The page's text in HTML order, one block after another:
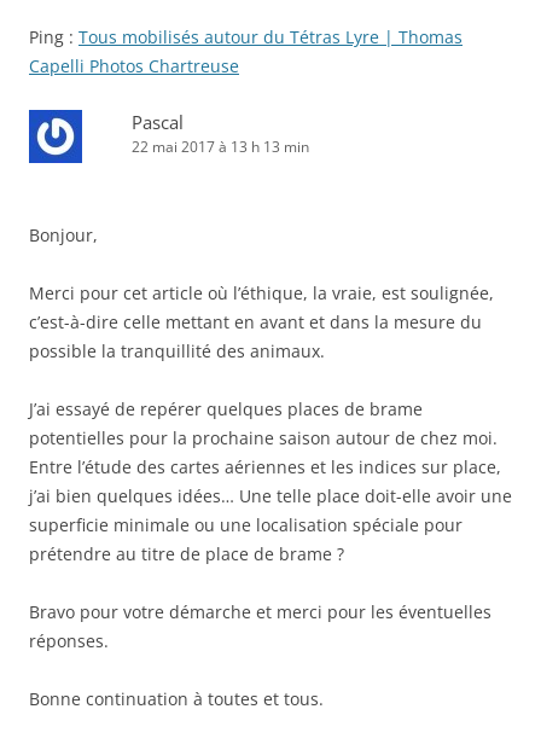
Ping : Tous mobilisés autour du Tétras Lyre | Thomas
Capelli Photos Chartreuse
Pascal
22 mai 2017 à 13 h 13 min
Bonjour,
Merci pour cet article où l’éthique, la vraie, est soulignée,
c’est-à-dire celle mettant en avant et dans la mesure du
possible la tranquillité des animaux.
J’ai essayé de repérer quelques places de brame
potentielles pour la prochaine saison autour de chez moi.
Entre l’étude des cartes aériennes et les indices sur place,
j’ai bien quelques idées… Une telle place doit-elle avoir une
superficie minimale ou une localisation spéciale pour
prétendre au titre de place de brame ?
Bravo pour votre démarche et merci pour les éventuelles
réponses.
Bonne continuation à toutes et tous.